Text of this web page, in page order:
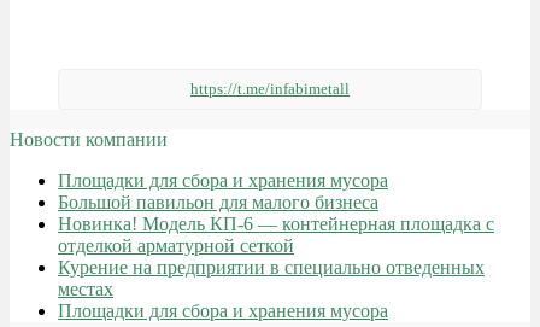
https://t.me/infabimetall
Новости компании
Площадки для сбора и хранения мусора
Большой павильон для малого бизнеса
Новинка! Модель КП-6 — контейнерная площадка с
отделкой арматурной сеткой
Курение на предприятии в специально отведенных
местах
Площадки для сбора и хранения мусора